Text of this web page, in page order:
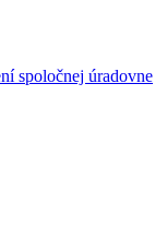
spoločnej úradovne